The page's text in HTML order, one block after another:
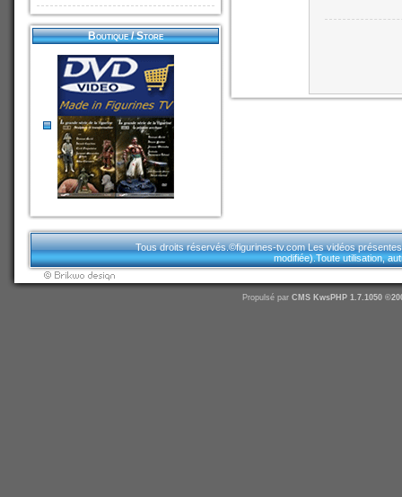
Boutique / Store
Tous droits réservés.©figurines-tv.com Les vidéos
modifiée).Toute utilisation,
Propulsé par CMS KwsPHP 1.7.1050